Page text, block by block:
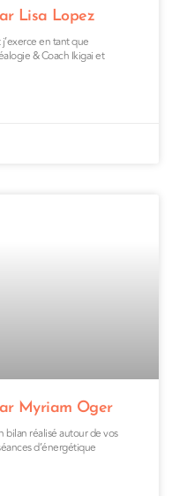
Lisa Lopez
en tant que
& Coach Ikigai et
Myriam Oger
bilan réalisé autour de vos
d’énergétique